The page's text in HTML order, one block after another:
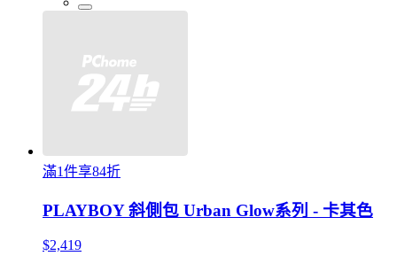
滿1件享84折
PLAYBOY 斜側包 Urban Glow系列 - 卡其色
$2,419